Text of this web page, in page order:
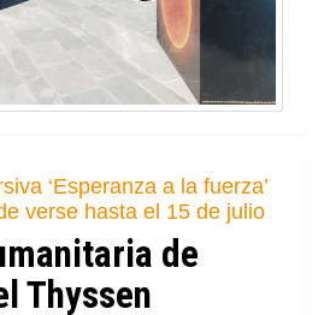
‘Esperanza a la fuerza’
verse hasta el 15 de julio
de
Thyssen